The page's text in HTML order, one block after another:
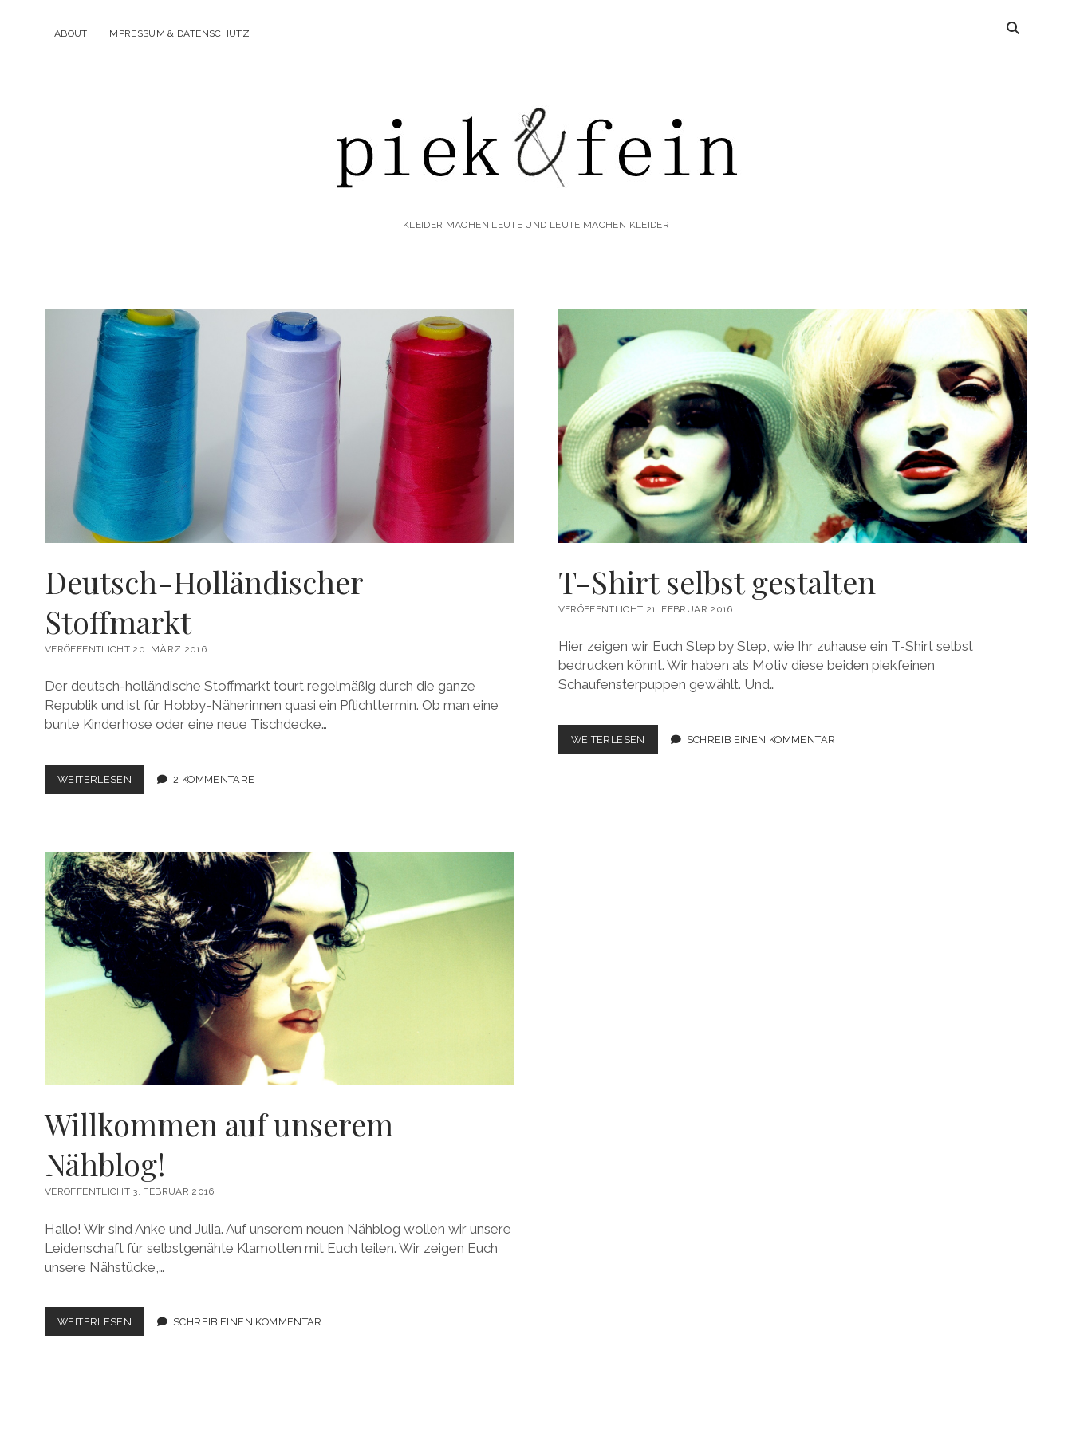
ABOUT IMPRESSUM & DATENSCHUTZ
piek&fein
KLEIDER MACHEN LEUTE UND LEUTE MACHEN KLEIDER
piek&fein
Beiträge
Deutsch-Holländischer
Stoffmarkt
VERÖFFENTLICHT 20. MÄRZ 2016
Der deutsch-holländische Stoffmarkt tourt regelmäßig durch die ganze
Republik und ist für Hobby-Näherinnen quasi ein Pflichttermin. Ob man eine
bunte Kinderhose oder eine neue Tischdecke…
WEITERLESEN DEUTSCH-
HOLLÄNDISCHER
2 KOMMENTARE
T-Shirt selbst gestalten
VERÖFFENTLICHT 21. FEBRUAR 2016
Hier zeigen wir Euch Step by Step, wie Ihr zuhause ein T-Shirt selbst
bedrucken könnt. Wir haben als Motiv diese beiden piekfeinen
Schaufensterpuppen gewählt. Und…
WEITERLESEN
SHIRT
SCHREIB EINEN KOMMENTAR
Willkommen auf unserem
Nähblog!
VERÖFFENTLICHT 3. FEBRUAR 2016
Hallo! Wir sind Anke und Julia. Auf unserem neuen Nähblog wollen wir unsere
Leidenschaft für selbstgenähte Klamotten mit Euch teilen. Wir zeigen Euch
unsere Nähstücke,…
WEITERLESEN WILLKOMMEN
AUF
SCHREIB EINEN KOMMENTAR